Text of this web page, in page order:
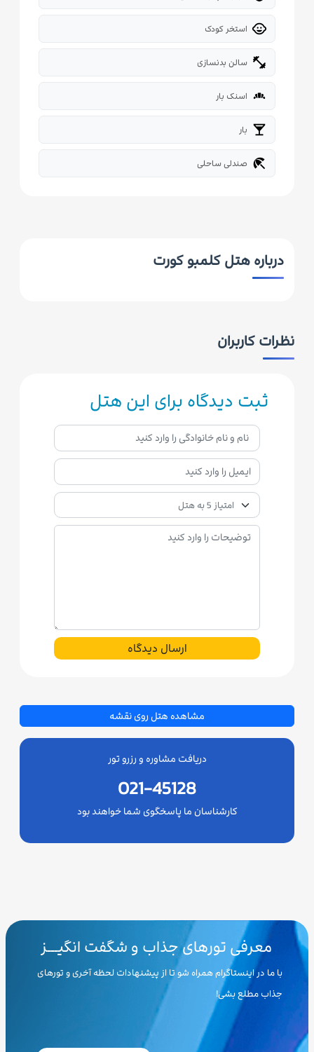
child_care استخر کودک
fitness_center سالن بدنسازی
bakery_dining اسنک بار
local_bar بار
beach_access صندلی ساحلی
درباره هتل کلمبو کورت
نظرات کاربران
ثبت دیدگاه برای این هتل
ارسال دیدگاه
مشاهده هتل روی نقشه
دریافت مشاوره و رزرو تور
021-45128
کارشناسان ما پاسخگوی شما خواهند بود
معرفی تورهای جذاب و شگفت انگیـــز
با ما در اینستاگرام همراه شو تا از پیشنهادات لحظه آخری و تورهای
جذاب مطلع بشی!